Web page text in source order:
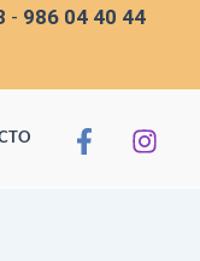
- 986 04 40 44